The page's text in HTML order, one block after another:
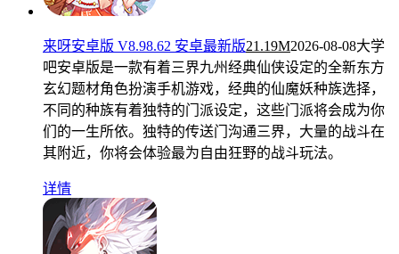
来呀安卓版 V8.98.62 安卓最新版21.19M2026-08-08大学
吧安卓版是一款有着三界九州经典仙侠设定的全新东方
玄幻题材角色扮演手机游戏，经典的仙魔妖种族选择，
不同的种族有着独特的门派设定，这些门派将会成为你
们的一生所依。独特的传送门沟通三界，大量的战斗在
其附近，你将会体验最为自由狂野的战斗玩法。
详情